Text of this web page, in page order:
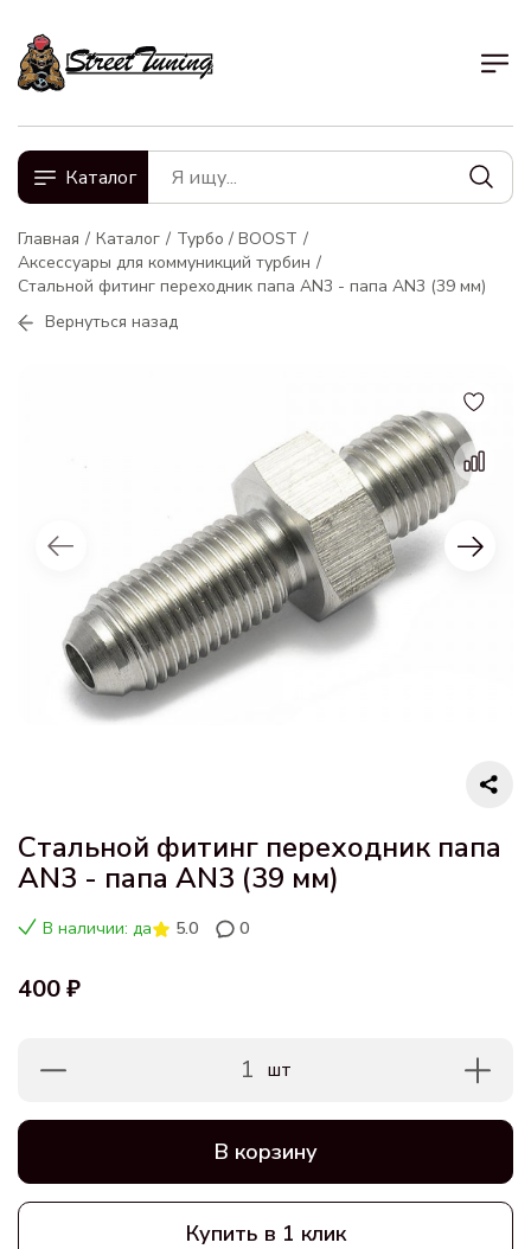
Каталог
Главная Каталог
Турбо / BOOST
Аксессуары для коммуникций турбин
Стальной фитинг переходник папа AN3 - папа AN3 (39 мм)
Вернуться назад
Стальной фитинг переходник папа
AN3 - папа AN3 (39 мм)
В наличии: да 5.0 0
400 ₽
1 шт
В корзину
Купить в 1 клик